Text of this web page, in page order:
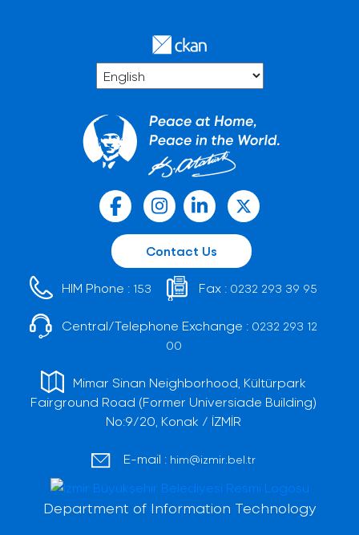
Contact Us
HIM Phone : 153 Fax : 0232 293 39 95
Central/Telephone Exchange : 0232 293 12
00
Mimar Sinan Neighborhood, Kültürpark
Fairground Road (Former Universiade Building)
No:9/20, Konak / İZMİR
E-mail : him@izmir.bel.tr
Department of Information Technology